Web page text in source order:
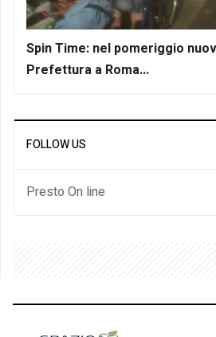
Spin Time: nel pomeriggio
Prefettura a Roma...
FOLLOW US
Presto On line